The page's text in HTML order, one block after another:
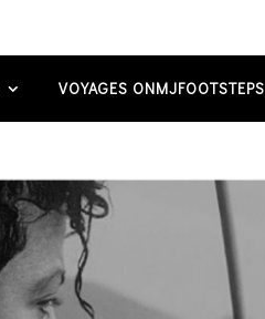
VOYAGES ONMJFOOTSTEPS